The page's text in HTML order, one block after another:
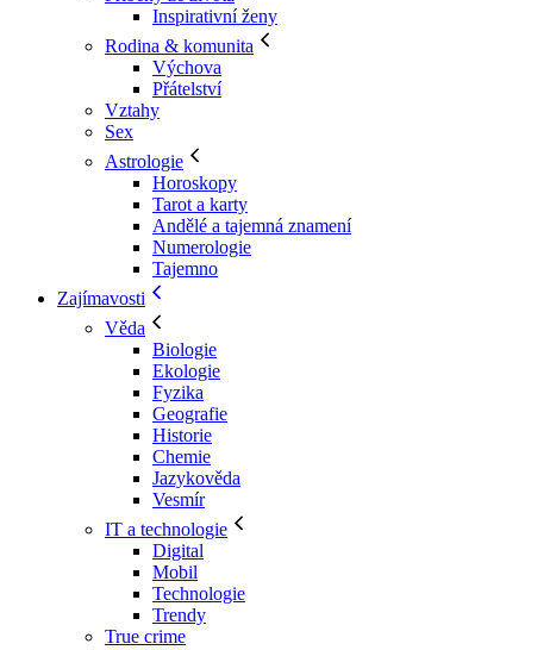
Inspirativní ženy
Rodina & komunita
Výchova
Přátelství
Vztahy
Sex
Astrologie
Horoskopy
Tarot a karty
Andělé a tajemná znamení
Numerologie
Tajemno
Zajímavosti
Věda
Biologie
Ekologie
Fyzika
Geografie
Historie
Chemie
Jazykověda
Vesmír
IT a technologie
Digital
Mobil
Technologie
Trendy
True crime